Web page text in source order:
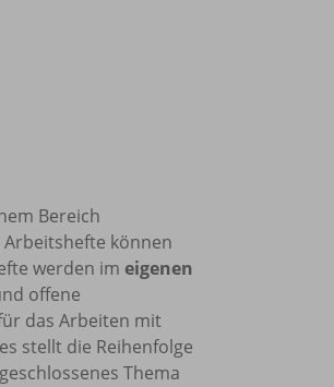
Bereich
Arbeitshefte können
werden im eigenen
offene
das Arbeiten mit
stellt die Reihenfolge
Thema